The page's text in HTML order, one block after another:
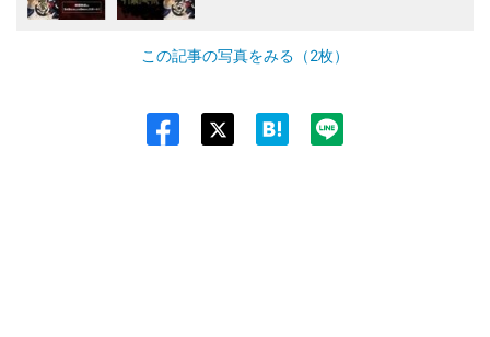
この記事の写真をみる（2枚）